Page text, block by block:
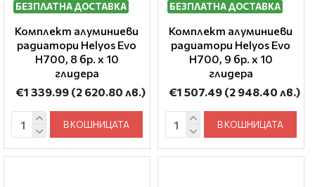
БЕЗПЛАТНА ДОСТАВКА
Комплект алуминиеви
радиатори Helyos Evo
H700, 8 бр. x 10
глидера
€1 339.99 (2 620.80 лв.)
В КОШНИЦАТА
БЕЗПЛАТНА ДОСТАВКА
Комплект алуминиеви
радиатори Helyos Evo
H700, 9 бр. x 10
глидера
€1 507.49 (2 948.40 лв.)
В КОШНИЦАТА